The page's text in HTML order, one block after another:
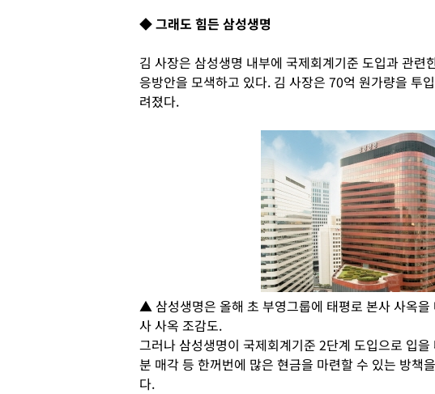
◆ 그래도 힘든 삼성생명
김 사장은 삼성생명 내부에 국제회계기준 도입과 관련
응방안을 모색하고 있다. 김 사장은 70억 원가량을 투
려졌다.
▲ 삼성생명은 올해 초 부영그룹에 태평로 본사 사옥을
사 사옥 조감도.
그러나 삼성생명이 국제회계기준 2단계 도입으로 입
분 매각 등 한꺼번에 많은 현금을 마련할 수 있는 방책
다.